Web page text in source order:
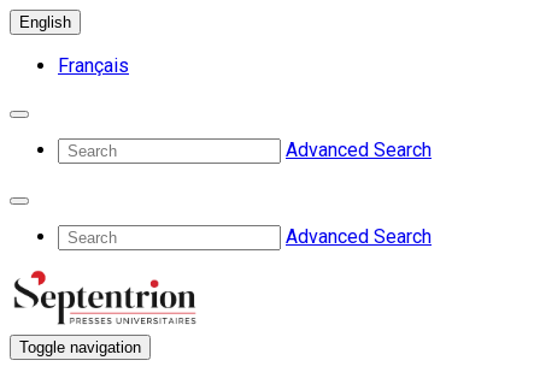
English
Français
Advanced Search
Advanced Search
Toggle navigation